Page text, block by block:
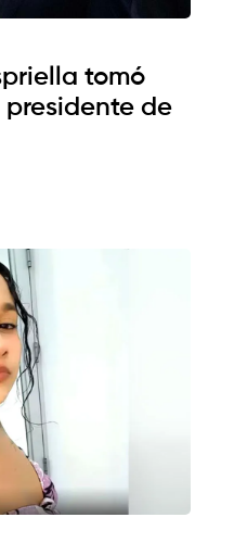
tomó
presidente de